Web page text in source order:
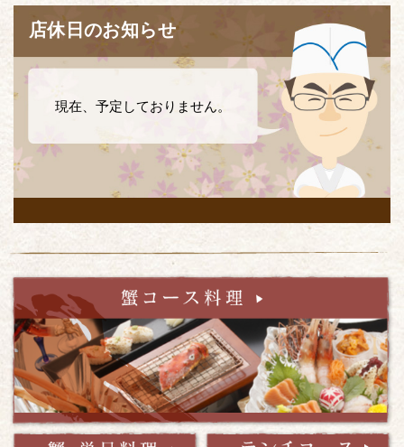
店休日のお知らせ
現在、予定しておりません。